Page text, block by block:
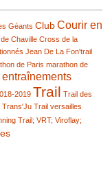
Géants ClubCourir en
Chaville Cross de la
Jean De La Fon'trail
de Paris marathon de
entraînements
2019 Trail Trail des
Trans'Ju Trail versailles
Trail; VRT; Viroflay;